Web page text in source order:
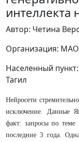
интеллекта
Автор: Четина
Организация:
Населенный
Тагил
Нейросети
исключение. Данные
факт: запросы по теме
последние 3 года.